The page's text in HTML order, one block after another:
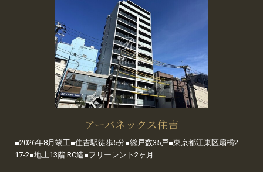
アーバネックス住吉
■2026年8月竣工■住吉駅徒歩5分■総戸数35戸■東京都江東区扇橋2-
17-2■地上13階 RC造■フリーレント2ヶ月